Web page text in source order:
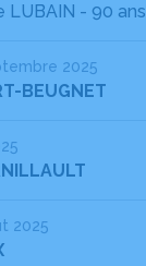
LUBAIN - 90 ans
2025
BEUGNET
2025